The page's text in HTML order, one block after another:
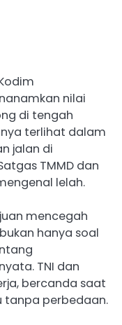
nilai
di tengah
terlihat dalam
jalan di
TMMD dan
lelah.
mencegah
hanya soal
TNI dan
bercanda saat
tanpa perbedaan.